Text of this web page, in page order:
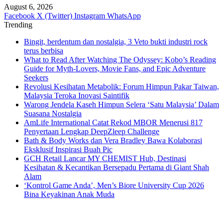
August 6, 2026
Facebook X (Twitter) Instagram WhatsApp
Trending
Bingit, berdentum dan nostalgia, 3 Veto bukti industri rock
terus berbisa
What to Read After Watching The Odyssey: Kobo’s Reading
Guide for Myth-Lovers, Movie Fans, and Epic Adventure
Seekers
Revolusi Kesihatan Metabolik: Forum Himpun Pakar Taiwan,
Malaysia Teroka Inovasi Saintifik
Warong Jendela Kaseh Himpun Selera ‘Satu Malaysia’ Dalam
Suasana Nostalgia
AmLife International Catat Rekod MBOR Menerusi 817
Penyertaan Lengkap DeepZleep Challenge
Bath & Body Works dan Vera Bradley Bawa Kolaborasi
Eksklusif Inspirasi Buah Pic
GCH Retail Lancar MY CHEMIST Hub, Destinasi
Kesihatan & Kecantikan Bersepadu Pertama di Giant Shah
Alam
‘Kontrol Game Anda’, Men’s Biore University Cup 2026
Bina Keyakinan Anak Muda